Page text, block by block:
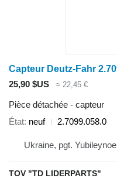
25,90 $US ≈ 22,45 €
Pièce détachée - capteur
État neuf 2.7099.058.0
Ukraine, pgt. Yubileynoe
TOV "TD LIDERPARTS"